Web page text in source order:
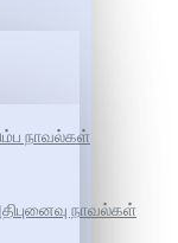
நாவல்கள்
நாவல்கள்